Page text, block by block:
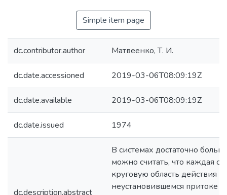
Simple item page
dc.contributor.author Матвеенко, Т. И.
dc.date.accessioned 2019-03-06T08:09:19Z
dc.date.available 2019-03-06T08:09:19Z
dc.date.issued 1974
dc.description.abstract
В системах достаточно
можно считать, что каждая
круговую область действия
неустановившемся притоке